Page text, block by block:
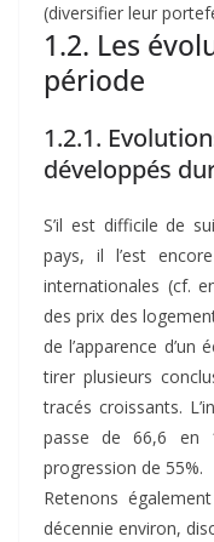
(diversifier leur
1.2. Les
période
1.2.1.
développés
S’il est difficile de
pays, il l’est
internationales (cf.
des prix des
de l’apparence
tirer plusieurs
tracés croissants.
passe de 66,6 en
progression de 55%.
Retenons
décennie environ,